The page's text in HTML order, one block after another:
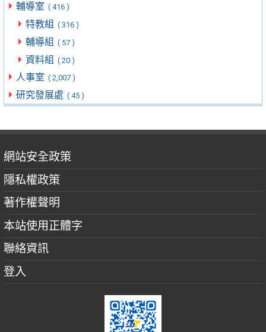
輔導室 ( 416 )
特教組 ( 316 )
輔導組 ( 57 )
資料組 ( 20 )
人事室 ( 2,007 )
研究發展處 ( 45 )
網站安全政策
隱私權政策
著作權聲明
本站使用正體字
聯絡資訊
登入